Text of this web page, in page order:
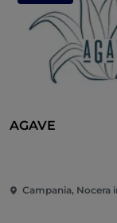
AGAVE
Campania, Nocera